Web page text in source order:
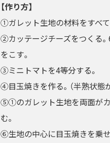
【作り方】
①ガレット生地の材料をすべて
②カッテージチーズをつくる
をこす。
③ミニトマトを4等分する。
④目玉焼きを作る。（半熟状態が
⑤①のガレット生地を両面がカ
む。
⑥生地の中心に目玉焼きを乗せ